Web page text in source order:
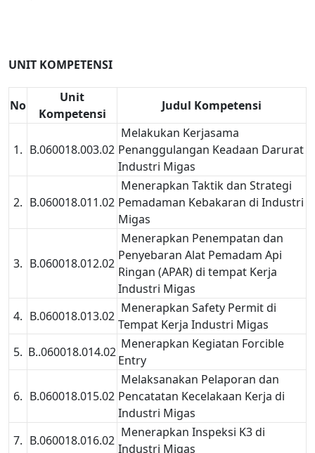
UNIT KOMPETENSI
No
Unit
Kompetensi
Judul Kompetensi
1. B.060018.003.02
Melakukan Kerjasama
Penanggulangan Keadaan Darurat
Industri Migas
2. B.060018.011.02
Menerapkan Taktik dan Strategi
Pemadaman Kebakaran di Industri
Migas
3. B.060018.012.02
Menerapkan Penempatan dan
Penyebaran Alat Pemadam Api
Ringan (APAR) di tempat Kerja
Industri Migas
4. B.060018.013.02
Menerapkan Safety Permit di
Tempat Kerja Industri Migas
5. B..060018.014.02
Menerapkan Kegiatan Forcible
Entry
6. B.060018.015.02
Melaksanakan Pelaporan dan
Pencatatan Kecelakaan Kerja di
Industri Migas
7. B.060018.016.02
Menerapkan Inspeksi K3 di
Industri Migas